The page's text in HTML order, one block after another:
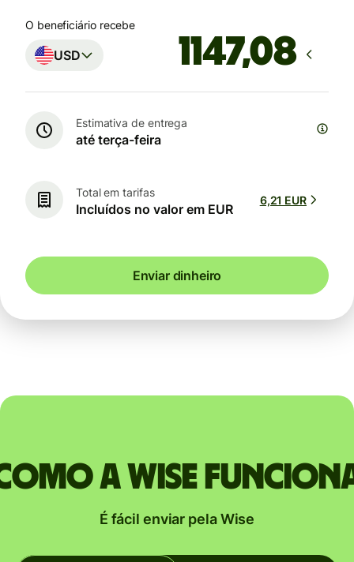
O beneficiário recebe
USD
Estimativa de entrega
até terça-feira
Total em tarifas
Incluídos no valor em EUR
6,21 EUR
Enviar dinheiro
a Wise
É fácil enviar pela Wise